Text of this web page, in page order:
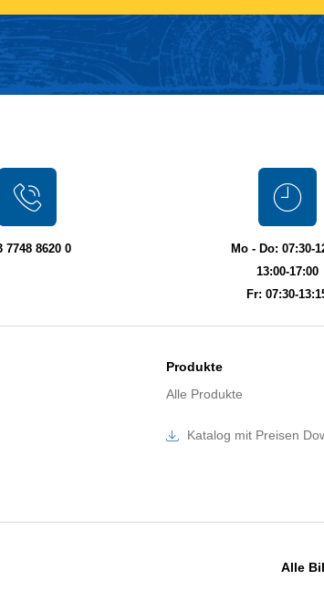
7748 8620 0
Mo - Do: 07:30-
13:00-17:00
Fr: 07:30-
Produkte
Alle Produkte
Katalog mit Preisen
Alle